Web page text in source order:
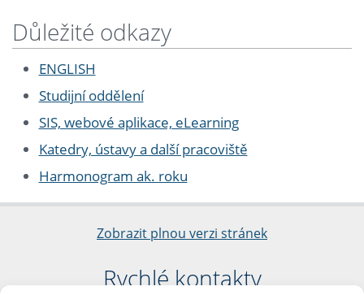
Důležité odkazy
ENGLISH
Studijní oddělení
SIS, webové aplikace, eLearning
Katedry, ústavy a další pracoviště
Harmonogram ak. roku
Zobrazit plnou verzi stránek
Rychlé kontakty